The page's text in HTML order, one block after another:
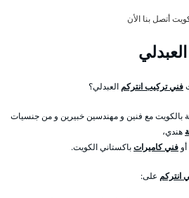
أتصل بنا الأن
فني تركيب انتركمالعبدلي؟
بالكويت مع فنين و مهندسين خبيرين و من جنسيات
هندي،
فني كاميراتباكستاني الكويت.
انتركم على: